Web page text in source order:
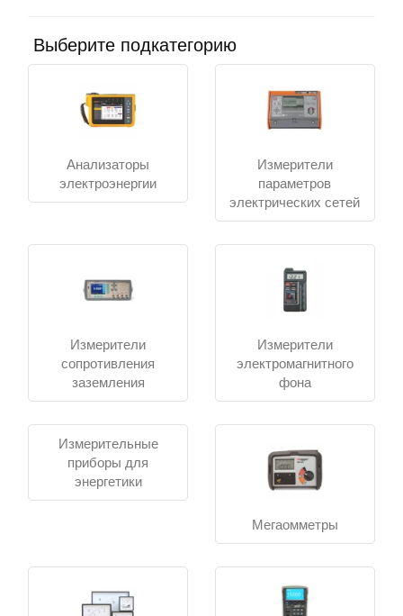
Переносные средства: мультиметры,
токоизмерительные клещи и пробники для
Стационарные стенды и панельные приборы для
длительного мониторинга параметров.
решения для поверки средств учёта.
Источники питания, симуляторы сигналов и
генераторы для тестирования электронных
Применение
наладке, диагностике и метрологическом контроле
В дополнение раздел охватывает аксессуары и
комплектующие для типовых задач. Вместе с
прикладным ПО средства помогают собирать данные
при сертификации и испытаниях.
Выберите подходящее решение или запросите
консультацию.
Выберите подкатегорию
Анализаторы
электроэнергии
Измерители
параметров
электрических сетей
Измерители
сопротивления
заземления
Измерители
электромагнитного
фона
Измерительные
приборы для
энергетики
Мегаомметры